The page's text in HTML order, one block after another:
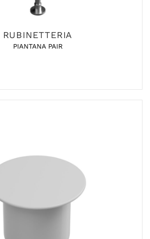
RUBINETTERIA
PIANTANA PAIR